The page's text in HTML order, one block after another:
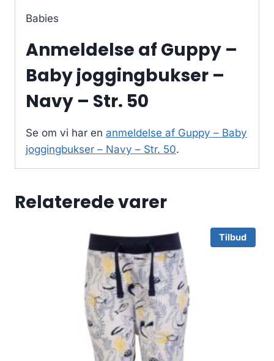
Babies
Anmeldelse af Guppy –
Baby joggingbukser –
Navy – Str. 50
Se om vi har en anmeldelse af Guppy – Baby
joggingbukser – Navy – Str. 50.
Relaterede varer
Tilbud